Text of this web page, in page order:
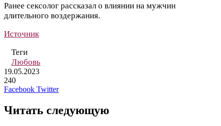
Ранее сексолог рассказал о влиянии на мужчин
длительного воздержания.
Источник
Теги
Любовь
19.05.2023
240
Facebook TwitterLinkedIn
Pinterest
Вконтакте
Одноклассники
Skype
WhatsApp
Telegram
Viber
Читать следующую